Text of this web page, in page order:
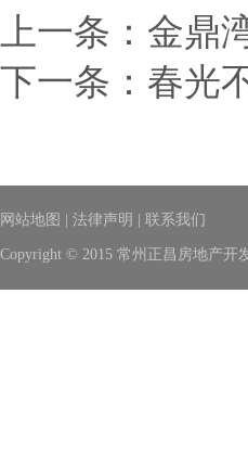
上一条： 金鼎
下一条： 春光
网站地图 法律声明 联系我们
Copyright © 2015 常州正昌房地产开